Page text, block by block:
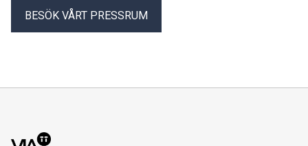
BESÖK VÅRT PRESSRUM